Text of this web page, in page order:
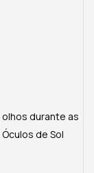
durante as
de Sol